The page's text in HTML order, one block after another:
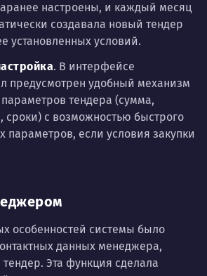
настроены, и каждый месяц
создавала новый тендер
установленных условий.
. В интерфейсе
предусмотрен удобный механизм
тендера (сумма,
сроки) с возможностью быстрого
параметров, если условия закупки
особенностей системы было
данных менеджера,
тендер. Эта функция сделала